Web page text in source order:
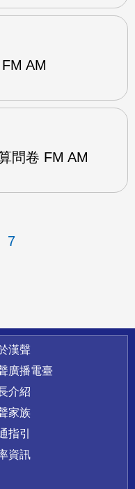
AM
問卷 FM AM
7
漢聲
廣播電臺
介紹
家族
指引
資訊